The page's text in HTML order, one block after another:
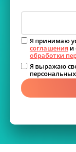
Я принимаю
соглашения и
обработки
Я выражаю